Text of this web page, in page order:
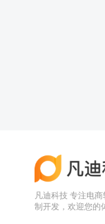
凡迪科技 专注电
制开发，欢迎您的